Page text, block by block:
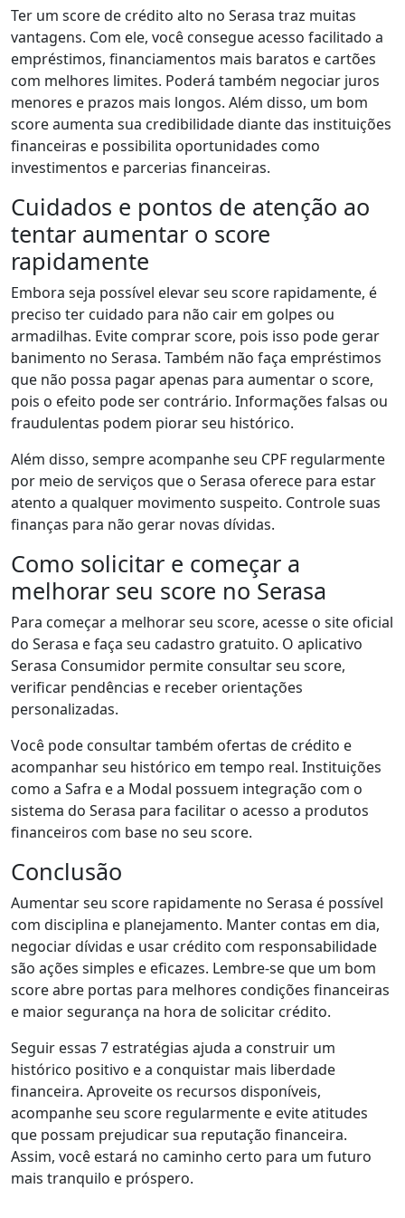
Ter um score de crédito alto no Serasa traz muitas
vantagens. Com ele, você consegue acesso facilitado a
empréstimos, financiamentos mais baratos e cartões
com melhores limites. Poderá também negociar juros
menores e prazos mais longos. Além disso, um bom
score aumenta sua credibilidade diante das instituições
financeiras e possibilita oportunidades como
investimentos e parcerias financeiras.
Cuidados e pontos de atenção ao
tentar aumentar o score
rapidamente
Embora seja possível elevar seu score rapidamente, é
preciso ter cuidado para não cair em golpes ou
armadilhas. Evite comprar score, pois isso pode gerar
banimento no Serasa. Também não faça empréstimos
que não possa pagar apenas para aumentar o score,
pois o efeito pode ser contrário. Informações falsas ou
fraudulentas podem piorar seu histórico.
Além disso, sempre acompanhe seu CPF regularmente
por meio de serviços que o Serasa oferece para estar
atento a qualquer movimento suspeito. Controle suas
finanças para não gerar novas dívidas.
Como solicitar e começar a
melhorar seu score no Serasa
Para começar a melhorar seu score, acesse o site oficial
do Serasa e faça seu cadastro gratuito. O aplicativo
Serasa Consumidor permite consultar seu score,
verificar pendências e receber orientações
personalizadas.
Você pode consultar também ofertas de crédito e
acompanhar seu histórico em tempo real. Instituições
como a Safra e a Modal possuem integração com o
sistema do Serasa para facilitar o acesso a produtos
financeiros com base no seu score.
Conclusão
Aumentar seu score rapidamente no Serasa é possível
com disciplina e planejamento. Manter contas em dia,
negociar dívidas e usar crédito com responsabilidade
são ações simples e eficazes. Lembre-se que um bom
score abre portas para melhores condições financeiras
e maior segurança na hora de solicitar crédito.
Seguir essas 7 estratégias ajuda a construir um
histórico positivo e a conquistar mais liberdade
financeira. Aproveite os recursos disponíveis,
acompanhe seu score regularmente e evite atitudes
que possam prejudicar sua reputação financeira.
Assim, você estará no caminho certo para um futuro
mais tranquilo e próspero.